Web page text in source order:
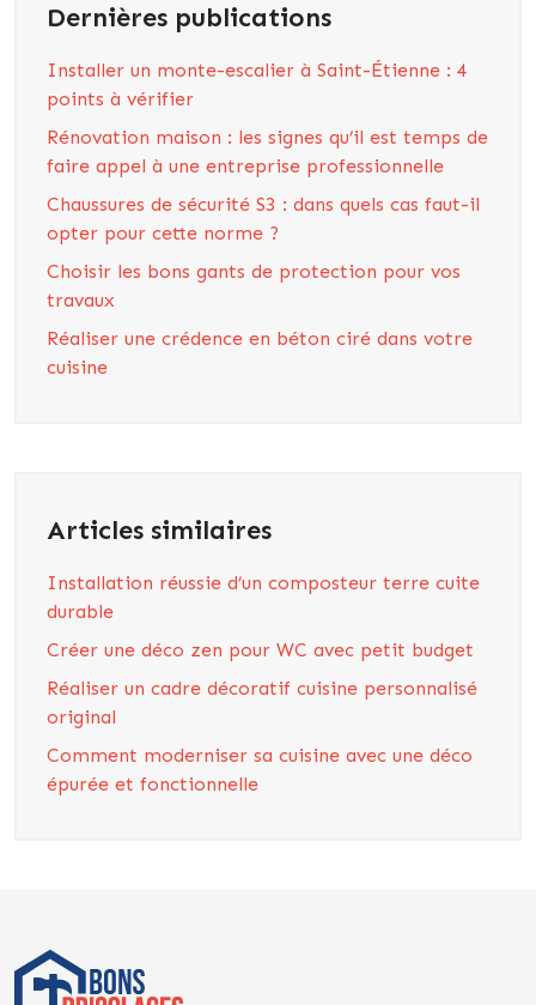
Dernières publications
Installer un monte-escalier à Saint-Étienne : 4
points à vérifier
Rénovation maison : les signes qu’il est temps de
faire appel à une entreprise professionnelle
Chaussures de sécurité S3 : dans quels cas faut-il
opter pour cette norme ?
Choisir les bons gants de protection pour vos
travaux
Réaliser une crédence en béton ciré dans votre
cuisine
Articles similaires
Installation réussie d’un composteur terre cuite
durable
Créer une déco zen pour WC avec petit budget
Réaliser un cadre décoratif cuisine personnalisé
original
Comment moderniser sa cuisine avec une déco
épurée et fonctionnelle